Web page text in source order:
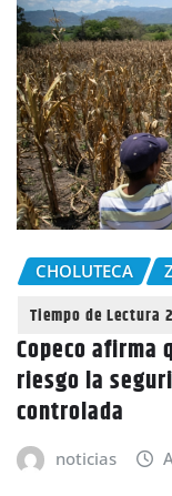
CHOLUTECA
Copeco afirma
riesgo la
controlada
noticias